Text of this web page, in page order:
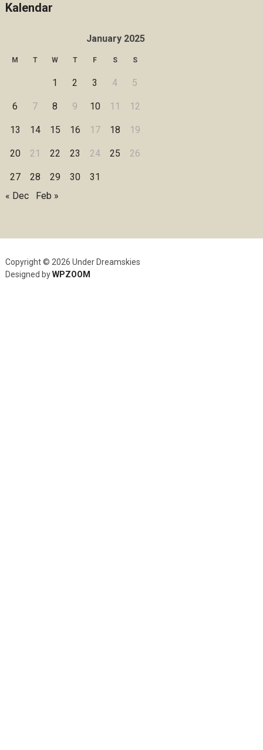
Kalendar
January 2025
M T W T F S S
1 2 3 4 5
6 7 8 9 10 11 12
13 14 15 16 17 18 19
20 21 22 23 24 25 26
27 28 29 30
31
« Dec
Feb »
Copyright © 2026 Under Dreamskies
Designed byWPZOOM